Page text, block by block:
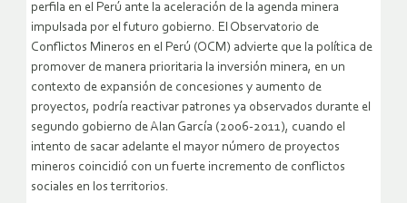
perfila en el Perú ante la aceleración de la agenda minera
impulsada por el futuro gobierno. El Observatorio de
Conflictos Mineros en el Perú (OCM) advierte que la política de
promover de manera prioritaria la inversión minera, en un
contexto de expansión de concesiones y aumento de
proyectos, podría reactivar patrones ya observados durante el
segundo gobierno de Alan García (2006-2011), cuando el
intento de sacar adelante el mayor número de proyectos
mineros coincidió con un fuerte incremento de conflictos
sociales en los territorios.